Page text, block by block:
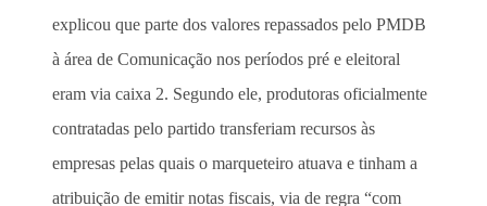
explicou que parte dos valores repassados pelo PMDB
à área de Comunicação nos períodos pré e eleitoral
eram via caixa 2. Segundo ele, produtoras oficialmente
contratadas pelo partido transferiam recursos às
empresas pelas quais o marqueteiro atuava e tinham a
atribuição de emitir notas fiscais, via de regra “com